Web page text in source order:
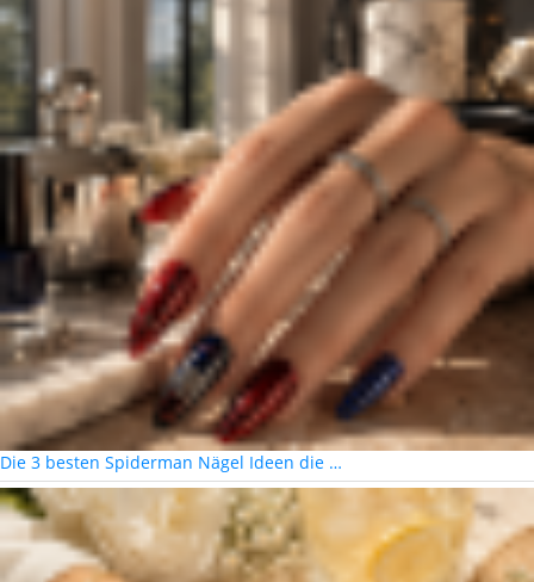
Die 3 besten Spiderman Nägel Ideen die …